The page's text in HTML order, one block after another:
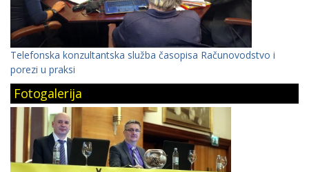
Telefonska konzultantska služba časopisa Računovodstvo i
porezi u praksi
Fotogalerija